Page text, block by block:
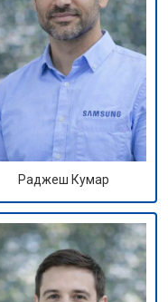
Раджеш Кумар